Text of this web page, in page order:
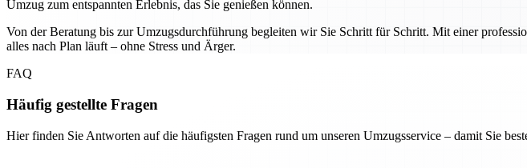
Umzug zum entspannten Erlebnis, das Sie genießen können.
Von der Beratung bis zur Umzugsdurchführung begleiten wir Sie Schritt für Schritt. Mit einer
alles nach Plan läuft – ohne Stress und Ärger.
FAQ
Häufig gestellte Fragen
Hier finden Sie Antworten auf die häufigsten Fragen rund um unseren Umzugsservice – damit Sie